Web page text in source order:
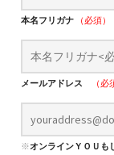
本名フリガナ （必須）
メールアドレス （必
※オンラインＹＯＵも